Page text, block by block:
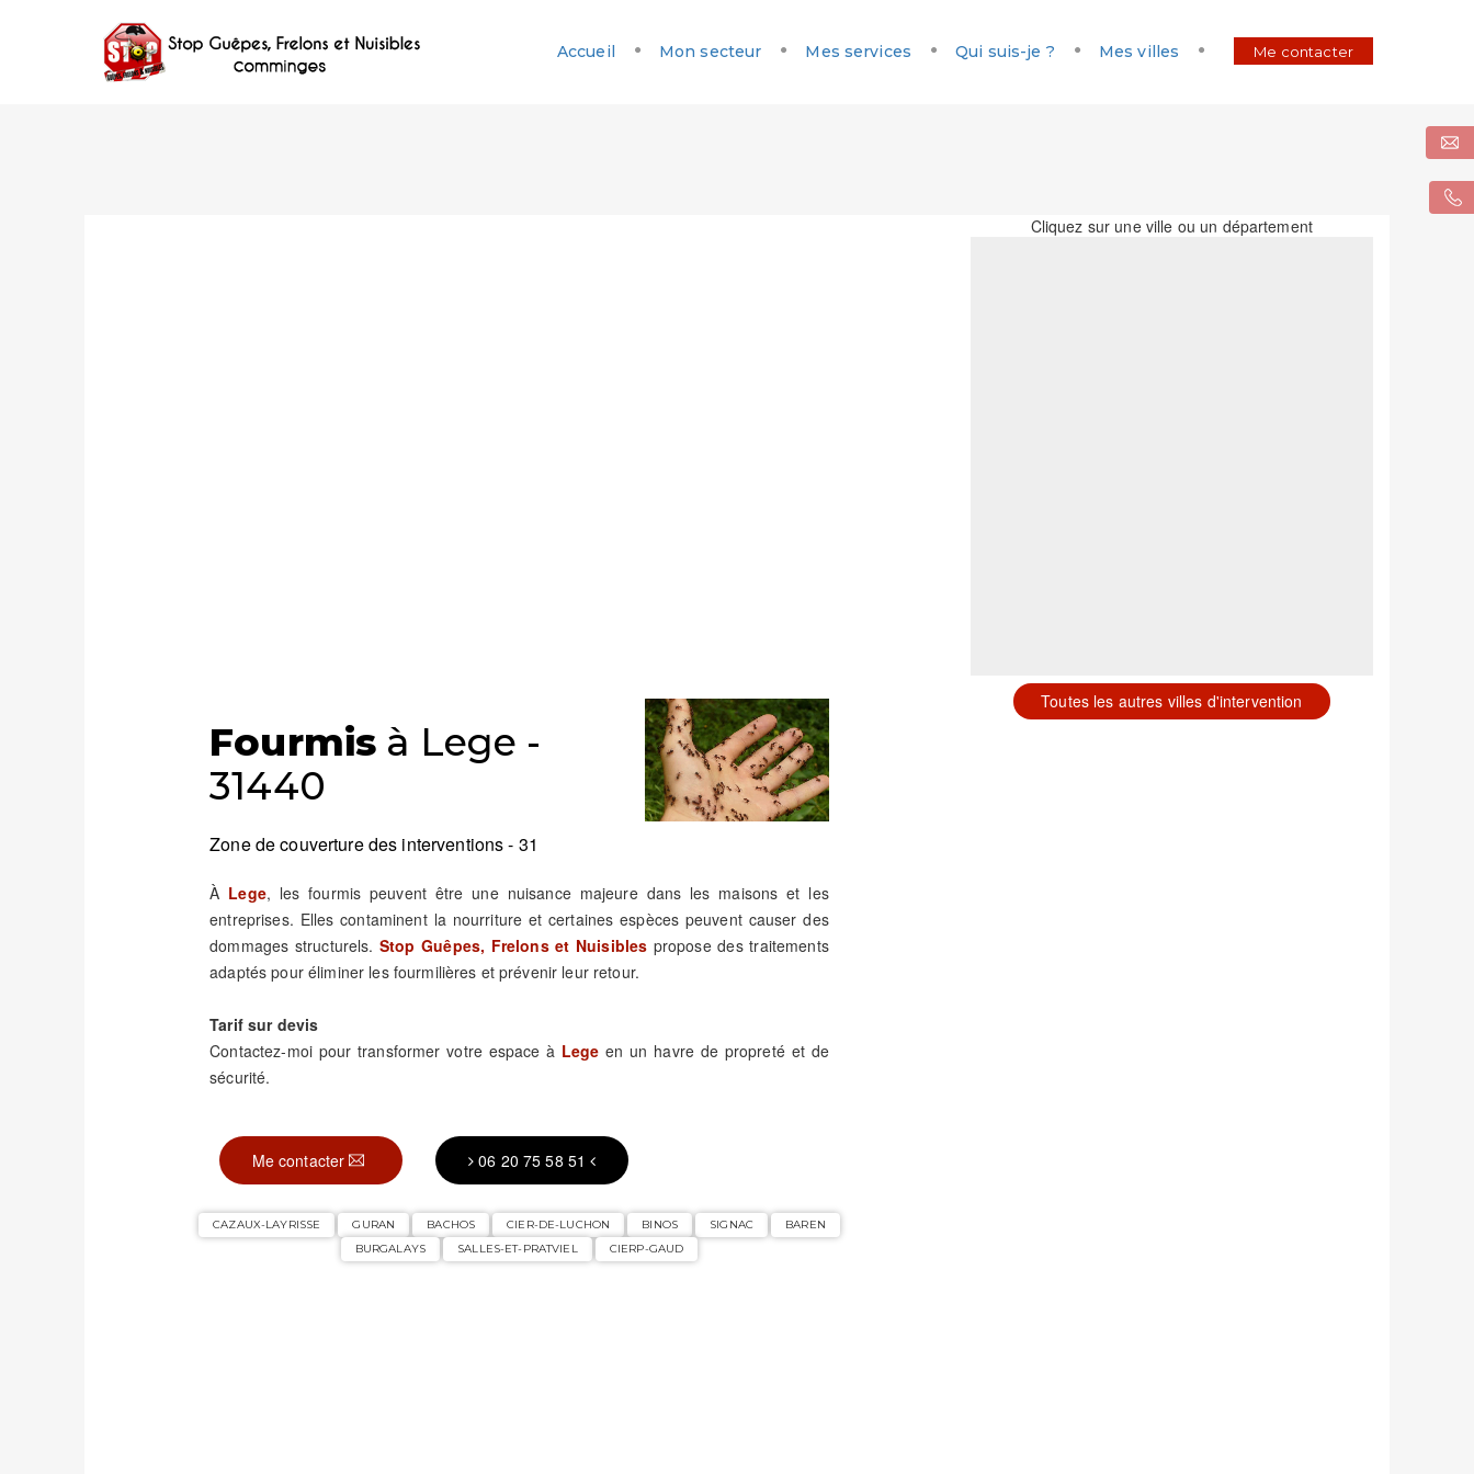
Accueil Mon secteur Mes services Qui suis-je ? Mes villes Me contacter
Fourmis à Lege -
31440
Zone de couverture des interventions - 31
À Lege, les fourmis peuvent être une nuisance majeure dans les maisons et les
entreprises. Elles contaminent la nourriture et certaines espèces peuvent causer des
dommages structurels.Stop Guêpes, Frelons et Nuisibles propose des traitements
adaptés pour éliminer les fourmilières et prévenir leur retour.
Tarif sur devis
Contactez-moi pour transformer votre espace à Lege en un havre de propreté et de
sécurité.
Me contacter 06 20 75 58 51
CAZAUX-LAYRISSE GURAN BACHOS CIER-DE-LUCHON BINOS SIGNAC
BAREN
BURGALAYS
SALLES-ET-PRATVIEL CIERP-GAUD
Cliquez sur une ville ou un département
Toutes les autres villes d'intervention